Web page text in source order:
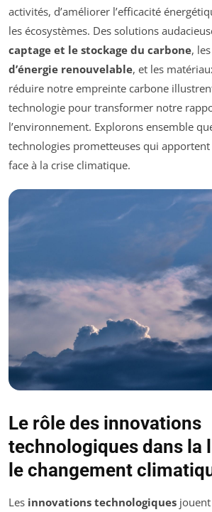
activités, d’améliorer l’efficacité
les écosystèmes. Des solutions
captage et le stockage du carbone,
d’énergie renouvelable, et les
réduire notre empreinte carbone
technologie pour transformer notre
l’environnement. Explorons ensemble
technologies prometteuses qui apportent
face à la crise climatique.
Le rôle des innovations
technologiques dans la
le changement
Les innovations technologiques